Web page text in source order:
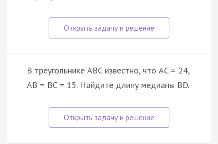
В треугольнике ABC известно, что AC = 24,
AB = BC = 15. Найдите длину медианы BD.